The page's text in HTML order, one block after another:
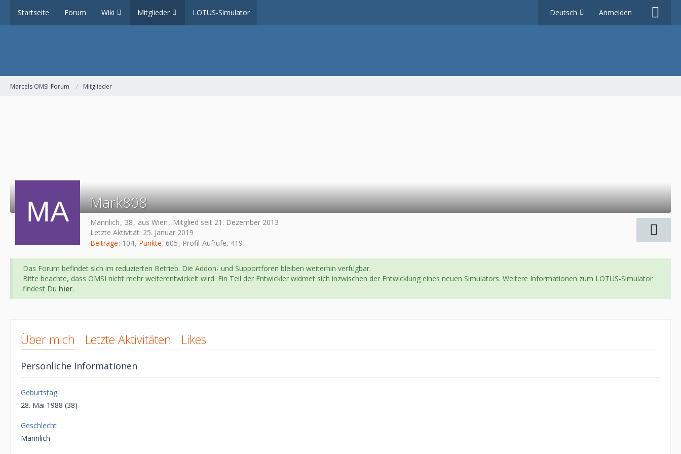
Startseite Forum Wiki Mitglieder LOTUS-Simulator Deutsch Anmelden
Marcels OMSI-Forum Mitglieder
Mark808
Männlich 38 aus Wien
Mitglied seit 21. Dezember 2013
Letzte Aktivität: 25. Januar 2019
Beiträge 104 Punkte 605 Profil-Aufrufe 419
Das Forum befindet sich im reduzierten Betrieb. Die Addon- und Supportforen bleiben weiterhin verfügbar.
Bitte beachte, dass OMSI nicht mehr weiterentwickelt wird. Ein Teil der Entwickler widmet sich inzwischen der Entwicklung eines neuen Simulators. Weitere Informationen zum LOTUS-Simulator
findest Du hier.
Über mich Letzte Aktivitäten Likes
Persönliche Informationen
Geburtstag
28. Mai 1988 (38)
Geschlecht
Männlich